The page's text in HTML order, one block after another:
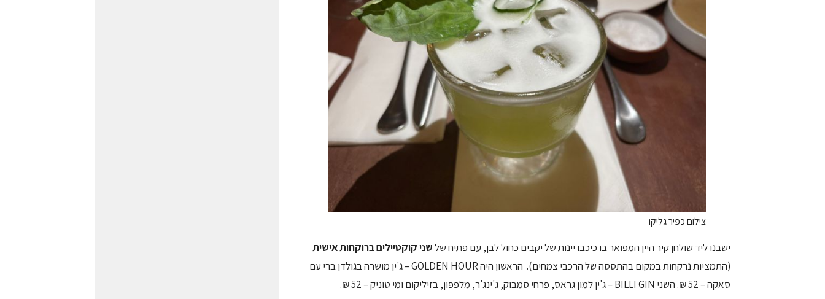
צילום כפיר גליקו
ישבנו ליד שולחן קיר היין המפואר בו כיכבו יינות של יקבים כחול לבן, עם פתיח שלשני קוקטיילים ברוקחות אישית
(התמציות נרקחות במקום בהתססה של הרכבי צמחים). הראשון היה GOLDEN HOUR – ג'ין מושרה בגולדן ברי עם
סאקה – 52 ₪. השני BILLI GIN – ג'ין למון גראס, פרחי סמבוק, ג'ינג'ר, מלפפון, בזיליקום ומי טוניק – 52 ₪.